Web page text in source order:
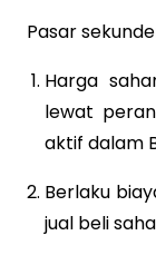
Pasar
Harga
lewat
aktif dalam
Berlaku
jual beli